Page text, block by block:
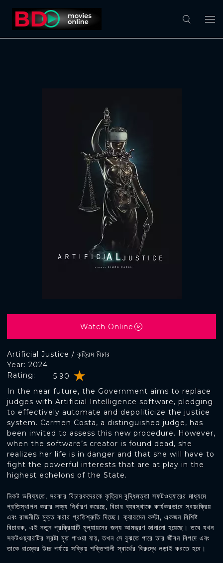
Artificial Justice / কৃত্রিম বিচার
Rating: 5.90
Year: 2024
In the near future, the Government aims to replace
judges with Artificial Intelligence software, pledging
to effectively automate and depoliticize the justice
system. Carmen Costa, a distinguished judge, has
been invited to assess this new procedure. However,
when the software’s creator is found dead, she
realizes her life is in danger and that she will have to
fight the powerful interests that are at play in the
highest echelons of the State.
নিকট ভবিষ্যতে, সরকার বিচারকদেরকে কৃত্রিম বুদ্ধিমত্তা সফটওয়্যারের মাধ্যমে
প্রতিস্থাপন করার লক্ষ্য নির্ধারণ করেছে, বিচার ব্যবস্থাকে কার্যকরভাবে স্বয়ংক্রিয়
এবং রাজনীতি মুক্ত করার প্রতিশ্রুতি দিচ্ছে। ক্যারমেন কস্টা, একজন বিশিষ্ট
বিচারক, এই নতুন প্রক্রিয়াটি মূল্যায়নের জন্য আমন্ত্রণ জানানো হয়েছে। তবে যখন
সফটওয়্যারটির স্রষ্টা মৃত পাওয়া যায়, তখন সে বুঝতে পারে তার জীবন বিপদে এবং
তাকে রাজ্যের উচ্চ পর্যায়ে সক্রিয় শক্তিশালী স্বার্থের বিরুদ্ধে লড়াই করতে হবে।
Watch Online